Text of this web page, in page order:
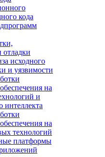
кода
отладки
исходного
и уязвимости
на
и
интеллекта
на
технологий
платформы